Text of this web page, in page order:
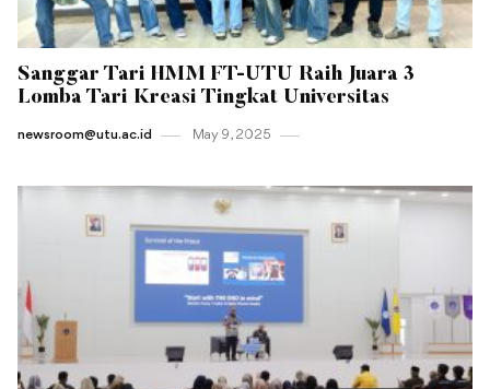
Sanggar Tari HMM FT-UTU Raih Juara 3
Lomba Tari Kreasi Tingkat Universitas
newsroom@utu.ac.id May 9 , 2025